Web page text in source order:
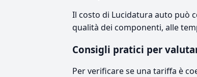
Il costo di Lucidatura auto può
qualità dei componenti, alle
Consigli pratici per
Per verificare se una tariffa è